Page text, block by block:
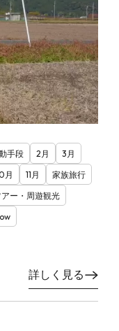
手段 2月
3月
月 11月
家族旅行
アー・周遊観光
詳しく見る